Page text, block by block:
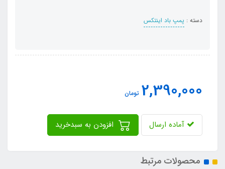
دسته : پمپ باد اینتکس
2,390,000 تومان
آماده ارسال
محصولات مرتبط